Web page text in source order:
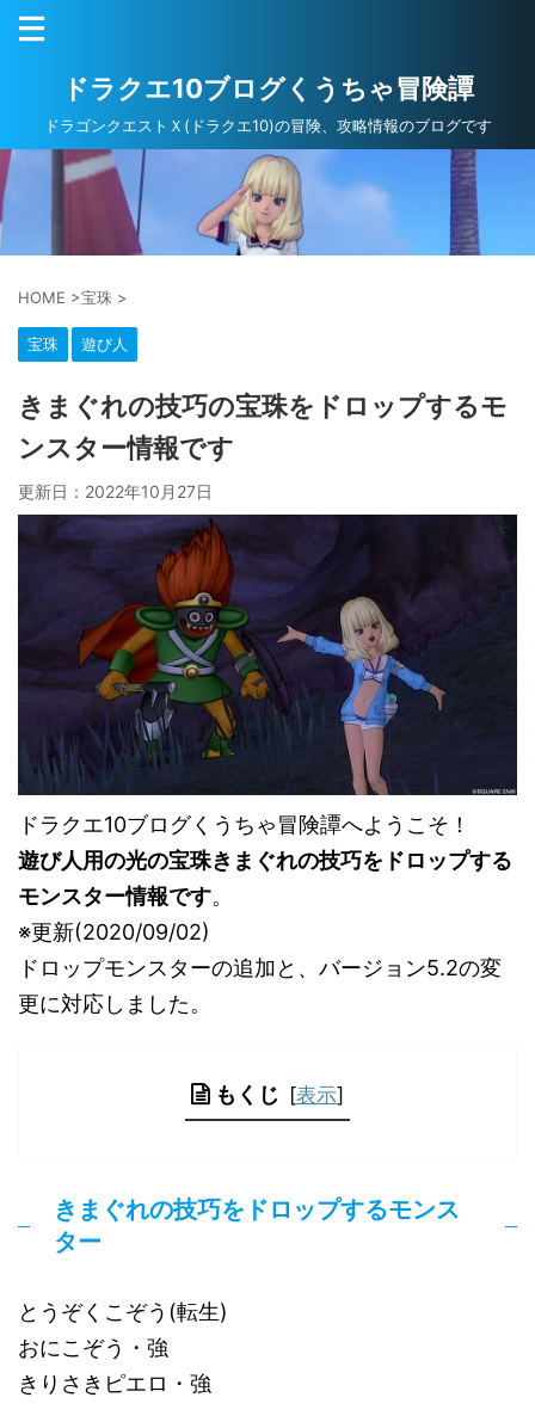
ドラクエ10ブログくうちゃ冒険譚
ドラゴンクエストＸ(ドラクエ10)の冒険、攻略情報のブログです
HOME >宝珠 >
宝珠 遊び人
きまぐれの技巧の宝珠をドロップするモ
ンスター情報です
更新日： 2022年10月27日
ドラクエ10ブログくうちゃ冒険譚へようこそ！
遊び人用の光の宝珠きまぐれの技巧をドロップする
モンスター情報です。
※更新(2020/09/02)
ドロップモンスターの追加と、バージョン5.2の変
更に対応しました。
もくじ [表示]
きまぐれの技巧をドロップするモンス
ター
とうぞくこぞう(転生)
おにこぞう・強
きりさきピエロ・強